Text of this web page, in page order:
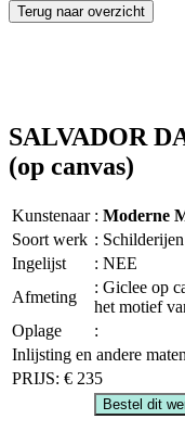
Terug naar overzicht
SALVADOR
(op canvas)
Kunstenaar : Moderne
Soort werk :
Ingelijst
: NEE
Afmeting
: Giclee op
het motief
Oplage
:
Inlijsting en andere
PRIJS: € 235
Bestel dit